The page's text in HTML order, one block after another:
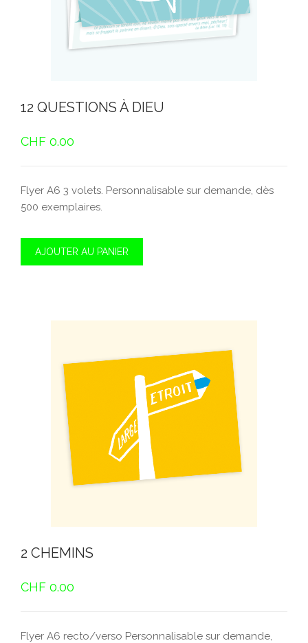
12 QUESTIONS À DIEU
CHF 0.00
Flyer A6 3 volets. Personnalisable sur demande, dès
500 exemplaires.
AJOUTER AU PANIER
2 CHEMINS
CHF 0.00
Flyer A6 recto/verso Personnalisable sur demande,